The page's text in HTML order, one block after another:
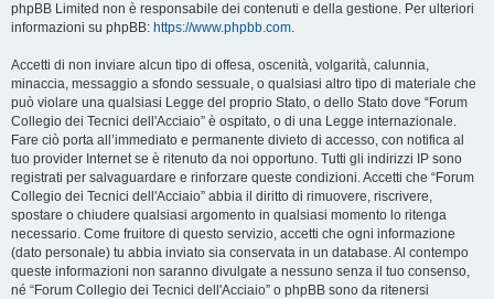
phpBB Limited non è responsabile dei contenuti e della gestione. Per ulteriori
informazioni su phpBB: https://www.phpbb.com.
Accetti di non inviare alcun tipo di offesa, oscenità, volgarità, calunnia,
minaccia, messaggio a sfondo sessuale, o qualsiasi altro tipo di materiale che
può violare una qualsiasi Legge del proprio Stato, o dello Stato dove “Forum
Collegio dei Tecnici dell'Acciaio” è ospitato, o di una Legge internazionale.
Fare ciò porta all’immediato e permanente divieto di accesso, con notifica al
tuo provider Internet se è ritenuto da noi opportuno. Tutti gli indirizzi IP sono
registrati per salvaguardare e rinforzare queste condizioni. Accetti che “Forum
Collegio dei Tecnici dell'Acciaio” abbia il diritto di rimuovere, riscrivere,
spostare o chiudere qualsiasi argomento in qualsiasi momento lo ritenga
necessario. Come fruitore di questo servizio, accetti che ogni informazione
(dato personale) tu abbia inviato sia conservata in un database. Al contempo
queste informazioni non saranno divulgate a nessuno senza il tuo consenso,
né “Forum Collegio dei Tecnici dell'Acciaio” o phpBB sono da ritenersi